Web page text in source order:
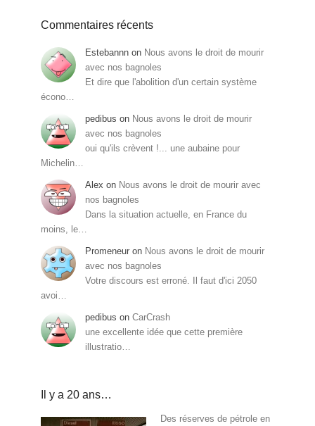
Commentaires récents
Estebannn on Nous avons le droit de mourir
avec nos bagnoles
Et dire que l'abolition d'un certain système
écono…
pedibus on Nous avons le droit de mourir
avec nos bagnoles
oui qu'ils crèvent !... une aubaine pour
Michelin…
Alex on Nous avons le droit de mourir avec
nos bagnoles
Dans la situation actuelle, en France du
moins, le…
Promeneur on Nous avons le droit de mourir
avec nos bagnoles
Votre discours est erroné. Il faut d'ici 2050
avoi…
pedibus on CarCrash
une excellente idée que cette première
illustratio…
Il y a 20 ans…
Des réserves de pétrole en